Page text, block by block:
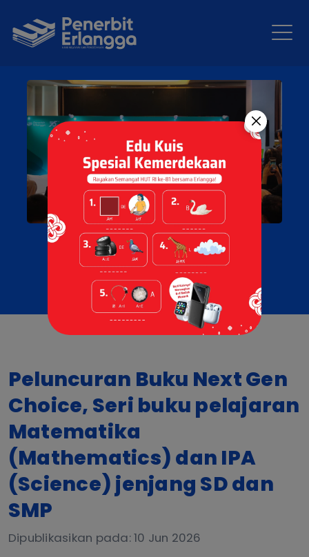
Peluncuran Buku Next Gen
Choice, Seri buku pelajaran
Matematika
(Mathematics) dan IPA
(Science) jenjang SD dan
SMP
Dipublikasikan pada: 10 Jun 2026